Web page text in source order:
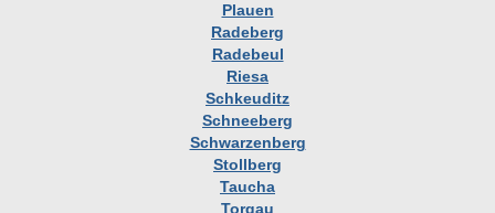
Plauen
Radeberg
Radebeul
Riesa
Schkeuditz
Schneeberg
Schwarzenberg
Stollberg
Taucha
Torgau